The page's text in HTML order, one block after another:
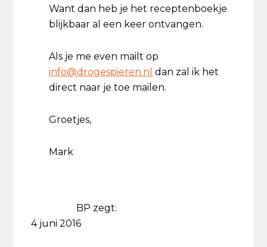
Want dan heb je het receptenboekje
blijkbaar al een keer ontvangen.
Als je me even mailt op
info@drogespieren.nl dan zal ik het
direct naar je toe mailen.
Groetjes,
Mark
BP zegt:
4 juni 2016